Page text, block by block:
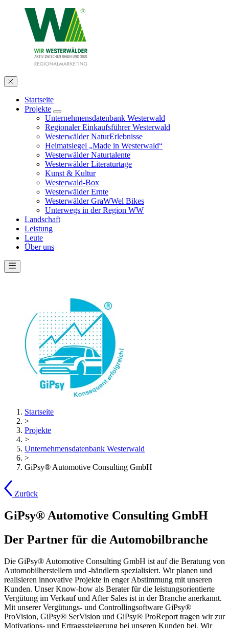
Startseite
Projekte
Unternehmensdatenbank Westerwald
Regionaler Einkaufsführer Westerwald
Westerwälder NaturErlebnisse
Heimatsiegel „Made in Westerwald“
Westerwälder Naturtalente
Westerwälder Literaturtage
Kunst & Kultur
Westerwald-Box
Westerwälder Ernte
Westerwälder GraWWel Bikes
Unterwegs in der Region WW
Landschaft
Leistung
Leute
Über uns
Startseite
>
Projekte
>
Unternehmensdatenbank Westerwald
>
GiPsy® Automotive Consulting GmbH
Zurück
GiPsy® Automotive Consulting GmbH
Der Partner für die Automobilbranche
Die GiPsy® Automotive Consulting GmbH ist auf die Beratung von
Automobilherstellern und -händlern spezialisiert. Wir planen und
realisieren innovative Projekte in enger Abstimmung mit unseren
Kunden. Unser Know-how als Berater für die leistungsorientierte
Vergütung im Verkauf und After Sales ist in der Branche anerkannt.
Mit unserer Vergütungs- und Controllingsoftware GiPsy®
ProVision, GiPsy® SerVision und GiPsy® ProReport tragen wir zur
Motivations- und Ertragssteigerung bei unseren Kunden bei. Wir